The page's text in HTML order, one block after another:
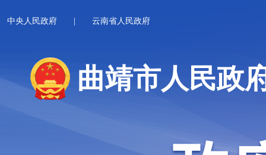
中央人民政府 云南省人民政府
曲靖市人民政